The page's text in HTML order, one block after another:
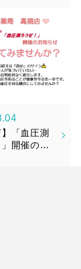
とうか）』
お知らせ
】「血圧測
開催のお